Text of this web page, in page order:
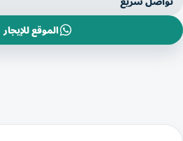
الموقع للإيجار